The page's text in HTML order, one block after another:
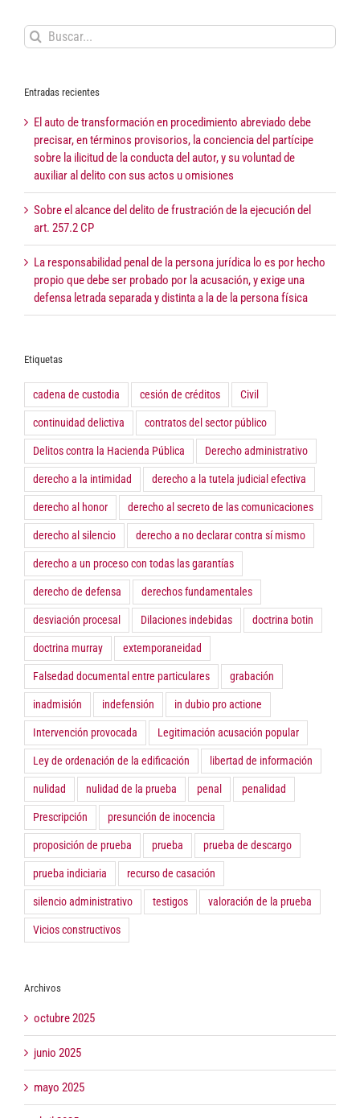
Buscar:
Entradas recientes
El auto de transformación en procedimiento abreviado debe
precisar, en términos provisorios, la conciencia del partícipe
sobre la ilicitud de la conducta del autor, y su voluntad de
auxiliar al delito con sus actos u omisiones
Sobre el alcance del delito de frustración de la ejecución del
art. 257.2 CP
La responsabilidad penal de la persona jurídica lo es por hecho
propio que debe ser probado por la acusación, y exige una
defensa letrada separada y distinta a la de la persona física
Etiquetas
cadena de custodia cesión de créditos Civil
continuidad delictiva contratos del sector público
Delitos contra la Hacienda Pública Derecho administrativo
derecho a la intimidad derecho a la tutela judicial efectiva
derecho al honor derecho al secreto de las comunicaciones
derecho al silencio derecho a no declarar contra sí mismo
derecho a un proceso con todas las garantías
derecho de defensa derechos fundamentales
desviación procesal Dilaciones indebidas doctrina botin
doctrina murray extemporaneidad
Falsedad documental entre particulares grabación
inadmisión indefensión in dubio pro actione
Intervención provocada Legitimación acusación popular
Ley de ordenación de la edificación libertad de información
nulidad nulidad de la prueba penal penalidad
Prescripción presunción de inocencia
proposición de prueba prueba prueba de descargo
prueba indiciaria recurso de casación
silencio administrativo testigos valoración de la prueba
Vicios constructivos
Archivos
octubre 2025
junio 2025
mayo 2025